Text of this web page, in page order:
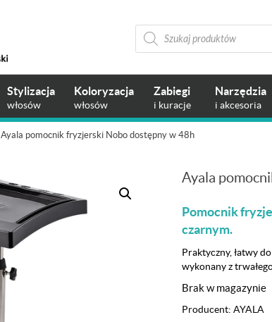
Wyszukiwarka
produktów
Stylizacja
włosów
Koloryzacja
włosów
Zabiegi
i kuracje
Narzędzia
i akcesoria
Ayala pomocnik fryzjerski Nobo dostępny w 48h
Ayala
Pomocnik
czarnym.
Praktyczny, łatwy
wykonany z
Brak w magazynie
Producent: AYALA